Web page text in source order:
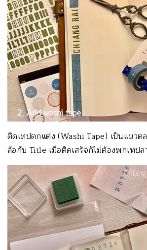
ติดเทปตกแต่ง (Washi Tape) เป็นแนวต
ล้อกับ Title เมื่อติดเสร็จก็ไม่ต้องพกเทปล